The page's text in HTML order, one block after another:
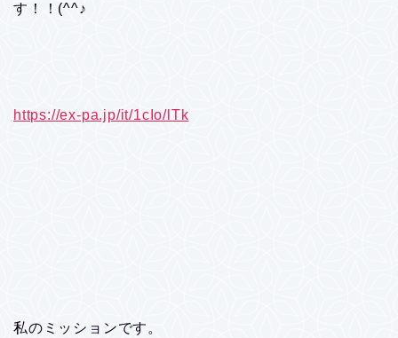
す！！(^^♪
https://ex-pa.jp/it/1cIo/lTk
私のミッションです。